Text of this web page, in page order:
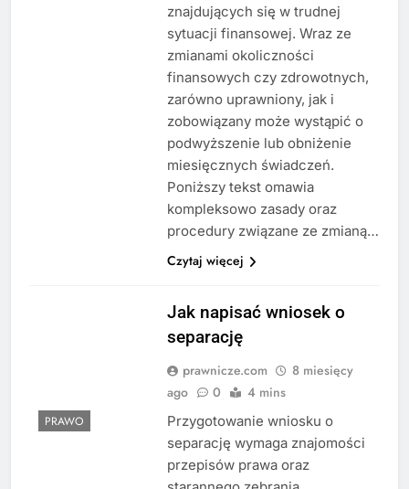
znajdujących się w trudnej
sytuacji finansowej. Wraz ze
zmianami okoliczności
finansowych czy zdrowotnych,
zarówno uprawniony, jak i
zobowiązany może wystąpić o
podwyższenie lub obniżenie
miesięcznych świadczeń.
Poniższy tekst omawia
kompleksowo zasady oraz
procedury związane ze zmianą…
Czytaj więcej
PRAWO
Jak napisać wniosek o
separację
prawnicze.com
8 miesięcy
ago
0 4 mins
Przygotowanie wniosku o
separację wymaga znajomości
przepisów prawa oraz